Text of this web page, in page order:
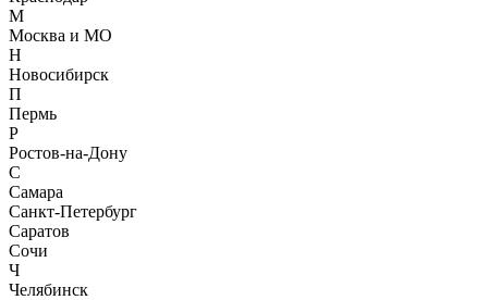
М
Москва и МО
Н
Новосибирск
П
Пермь
Р
Ростов-на-Дону
С
Самара
Санкт-Петербург
Саратов
Сочи
Ч
Челябинск